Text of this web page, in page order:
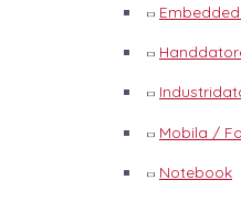
Mobila /
Notebook